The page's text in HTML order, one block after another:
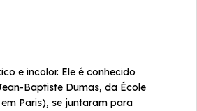
e incolor. Ele é conhecido
Baptiste Dumas, da École
Paris), se juntaram para